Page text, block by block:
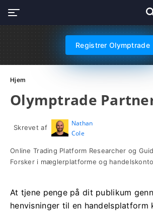
Registrer Olymptrade
Hjem
Olymptrade
Skrevet af
Nathan
Cole
Online Trading Platform Researcher og
Forsker i mæglerplatforme og
At tjene penge på dit publikum
henvisninger til en